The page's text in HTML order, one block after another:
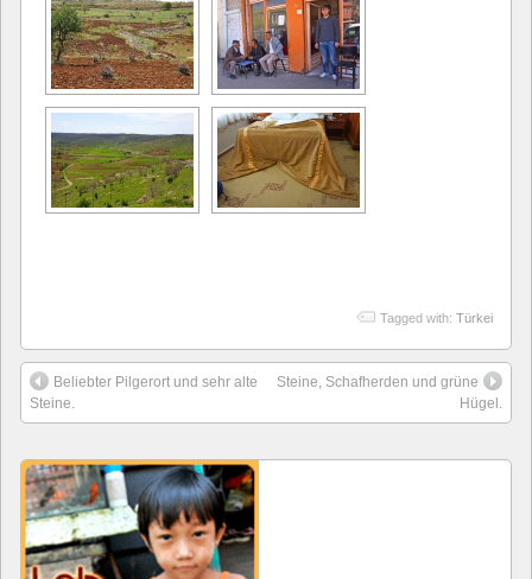
Tagged with: Türkei
Beliebter Pilgerort und sehr alte
Steine.
Steine, Schafherden und grüne
Hügel.